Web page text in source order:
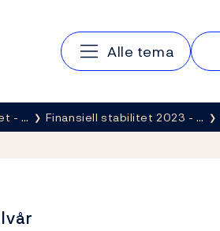
Hovedmeny
Alle tema
- … Finansiell stabilitet 2023 - …